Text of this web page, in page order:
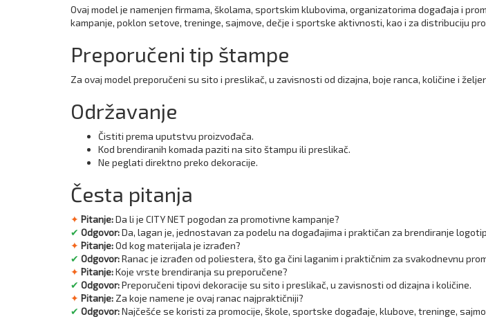
Ovaj model je namenjen firmama, školama, sportskim klubovima, organizatorima događaja i
kampanje, poklon setove, treninge, sajmove, dečje i sportske aktivnosti, kao i za distribuciju
Preporučeni tip štampe
Za ovaj model preporučeni su sito i preslikač, u zavisnosti od dizajna, boje ranca, količine i
Održavanje
Čistiti prema uputstvu proizvođača.
Kod brendiranih komada paziti na sito štampu ili preslikač.
Ne peglati direktno preko dekoracije.
Česta pitanja
✦ Pitanje:Da li je CITY NET pogodan za promotivne kampanje?
✔ Odgovor:Da, lagan je, jednostavan za podelu na događajima i praktičan za brendiranje
✦ Pitanje:Od kog materijala je izrađen?
✔ Odgovor:Ranac je izrađen od poliestera, što ga čini laganim i praktičnim za svakodnevnu
✦ Pitanje:Koje vrste brendiranja su preporučene?
✔ Odgovor:Preporučeni tipovi dekoracije su sito i preslikač, u zavisnosti od dizajna i količine.
✦ Pitanje: Za koje namene je ovaj ranac najpraktičniji?
✔ Odgovor:Najčešće se koristi za promocije, škole, sportske događaje, klubove, treninge,